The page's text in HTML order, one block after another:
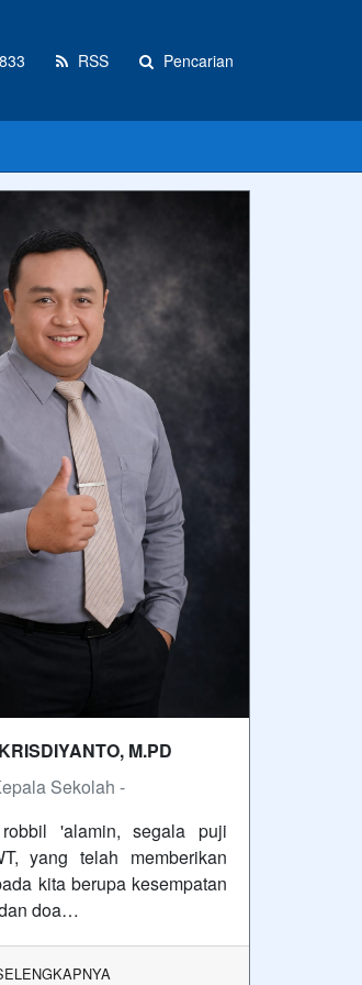
RSS Pencarian
M.PD
Sekolah -
'alamin, segala puji
yang telah memberikan
kita berupa kesempatan
doa…